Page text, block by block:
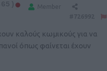
Member
καλούς κωμικούς για να
όπως φαίνεται έχουν